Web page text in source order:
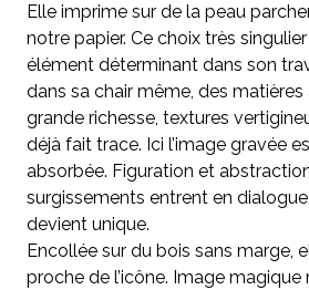
Elle imprime sur de la peau
notre papier. Ce choix très
élément déterminant dans son
dans sa chair même, des matières
grande richesse, textures
déjà fait trace. Ici l’image gravée
absorbée. Figuration et
surgissements entrent en
devient unique.
Encollée sur du bois sans marge,
proche de l’icône. Image